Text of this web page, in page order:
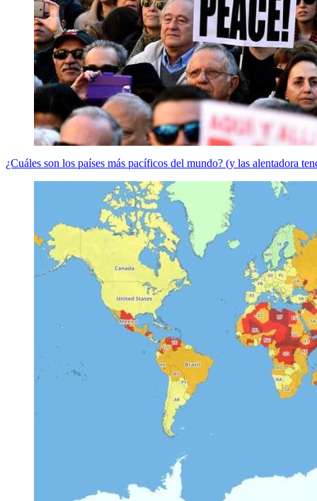
¿Cuáles son los países más pacíficos del mundo? (y las alentadora